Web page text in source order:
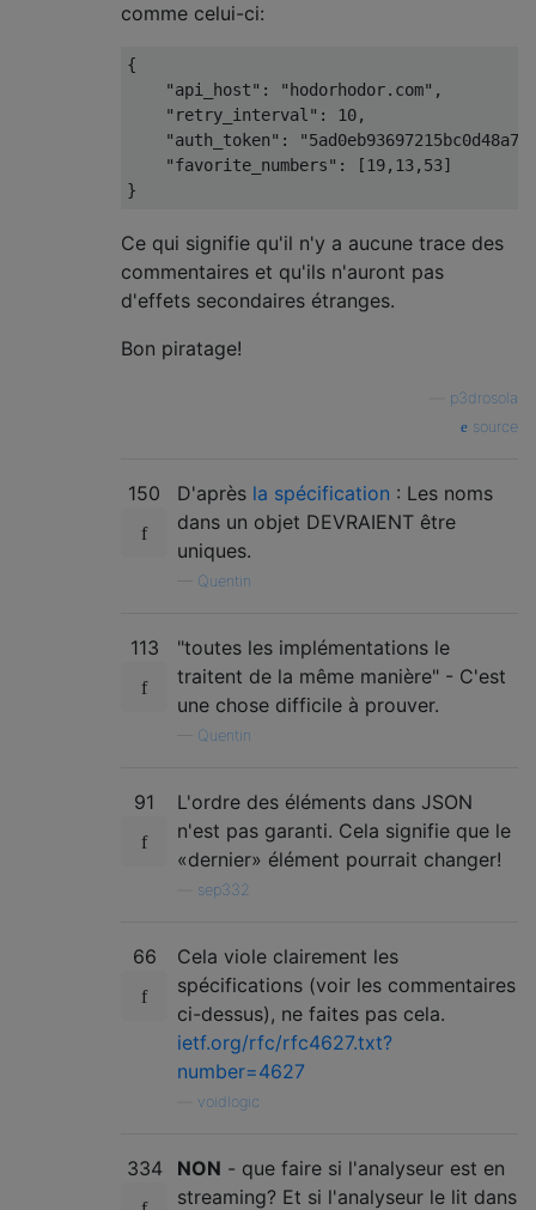
comme celui-ci:
{
"api_host" : "hodorhodor.com" ,
"retry_interval" : 10,
"auth_token" :
"favorite_numbers" : [19, 13, 53]
}
Ce qui signifie qu'il n'y a aucune trace des
commentaires et qu'ils n'auront pas
d'effets secondaires étranges.
Bon piratage!
p3drosola
source
150 D'après la spécification : Les noms
dans un objet DEVRAIENT être
uniques.
Quentin
113
"toutes les implémentations le
traitent de la même manière" - C'est
une chose difficile à prouver.
Quentin
91
L'ordre des éléments dans JSON
n'est pas garanti. Cela signifie que le
«dernier» élément pourrait changer!
sep332
66
Cela viole clairement les
spécifications (voir les commentaires
ci-dessus), ne faites pas cela.
ietf.org/rfc/rfc4627.txt?
number=4627
voidlogic
334 NON - que faire si l'analyseur est en
streaming? Et si l'analyseur le lit dans